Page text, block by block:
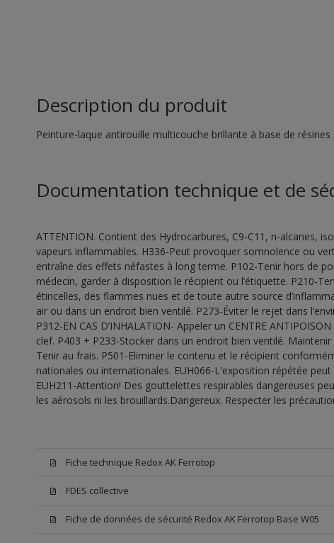
Description du produit
Peinture-laque antirouille multicouche brillante à base de
Documentation technique et de
ATTENTION. Contient des Hydrocarbures, C9-C11, n-alcanes,
vapeurs inflammables. H336-Peut provoquer somnolence ou
entraîne des effets néfastes à long terme. P102-Tenir hors de
médecin, garder à disposition le récipient ou l’étiquette. P210-
étincelles, des flammes nues et de toute autre source
air ou dans un endroit bien ventilé. P273-Éviter le rejet dans
P312-EN CAS D’INHALATION- Appeler un CENTRE
clef. P403 + P233-Stocker dans un endroit bien ventilé.
Tenir au frais. P501-Eliminer le contenu et le récipient
nationales ou internationales. EUH066-L'exposition répétée
EUH211-Attention! Des gouttelettes respirables dangereuses
les aérosols ni les brouillards.Dangereux. Respecter les
Fiche technique Redox AK Ferrotop
FDES collective
Fiche de données de sécurité Redox AK Ferrotop Base W05